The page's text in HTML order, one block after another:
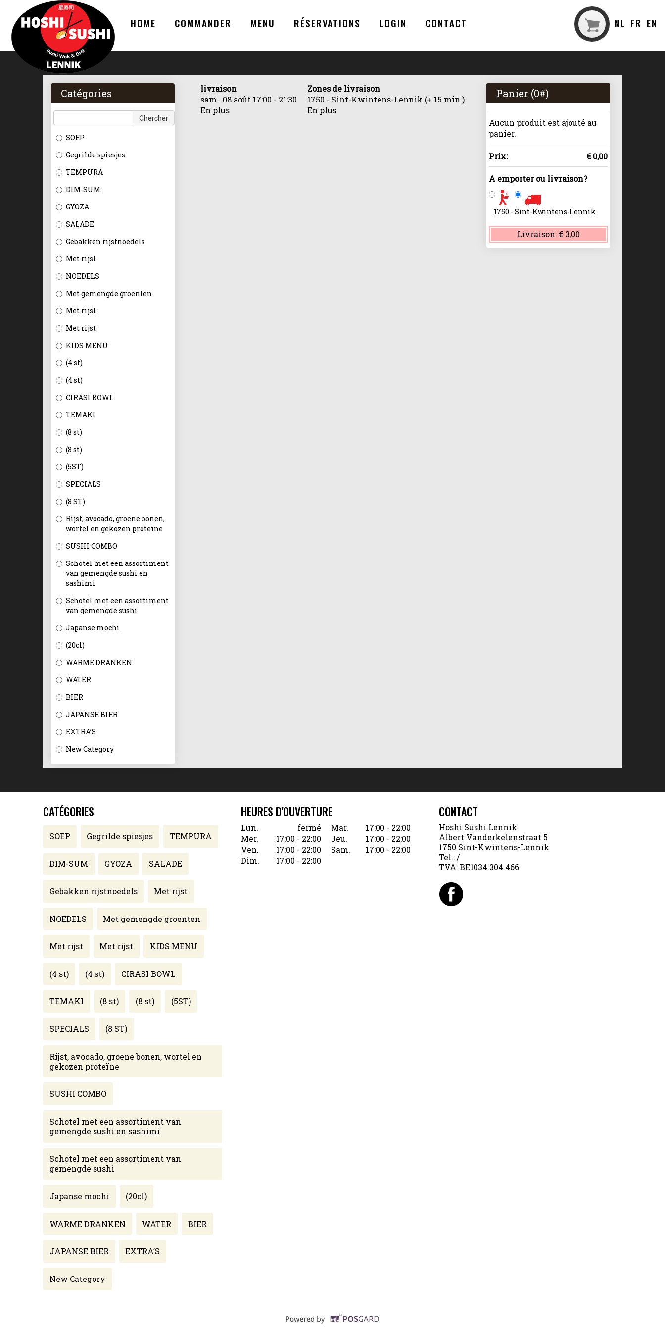
HOME COMMANDER MENU RÉSERVATIONS LOGIN CONTACT NL FR EN
Catégories
Chercher
SOEP
Gegrilde spiesjes
TEMPURA
DIM-SUM
GYOZA
SALADE
Gebakken rijstnoedels
Met rijst
NOEDELS
Met gemengde groenten
Met rijst
Met rijst
KIDS MENU
(4 st)
(4 st)
CIRASI BOWL
TEMAKI
(8 st)
(8 st)
(5ST)
SPECIALS
(8 ST)
Rijst, avocado, groene bonen,
wortel en gekozen proteïne
SUSHI COMBO
Schotel met een assortiment
van gemengde sushi en
sashimi
Schotel met een assortiment
van gemengde sushi
Japanse mochi
(20cl)
WARME DRANKEN
WATER
BIER
JAPANSE BIER
EXTRA’S
New Category
livraison
sam.. 08 août 17:00 - 21:30
En plus
Zones de livraison
1750 - Sint-Kwintens-Lennik (+ 15 min.)
En plus
Panier (0#)
Aucun produit est ajouté au
panier.
Prix: € 0,00
A emporter ou livraison?
1750 - Sint-Kwintens-Lennik
Livraison: € 3,00
CATÉGORIES
SOEP Gegrilde spiesjes TEMPURA
DIM-SUM GYOZA SALADE
Gebakken rijstnoedels Met rijst
NOEDELS Met gemengde groenten
Met rijst Met rijst KIDS MENU
(4 st) (4 st) CIRASI BOWL
TEMAKI (8 st) (8 st) (5ST)
SPECIALS (8 ST)
Rijst, avocado, groene bonen, wortel en
gekozen proteïne
SUSHI COMBO
Schotel met een assortiment van
gemengde sushi en sashimi
Schotel met een assortiment van
gemengde sushi
Japanse mochi (20cl)
WARME DRANKEN WATER BIER
JAPANSE BIER EXTRA’S
New Category
HEURES D'OUVERTURE
Lun. fermé Mar.
17:00 - 22:00
Mer.
17:00 - 22:00 Jeu.
17:00 - 22:00
Ven.
17:00 - 22:00 Sam.
17:00 - 22:00
Dim.
17:00 - 22:00
CONTACT
Hoshi Sushi Lennik
Albert Vanderkelenstraat 5
1750 Sint-Kwintens-Lennik
Tel.:/
TVA:BE1034.304.466